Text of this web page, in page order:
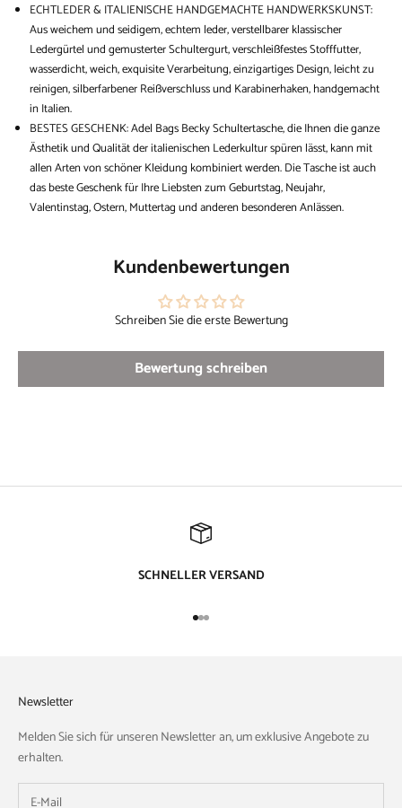
ECHTLEDER & ITALIENISCHE HANDGEMACHTE HANDWERKSKUNST:
Aus weichem und seidigem, echtem leder, verstellbarer klassischer
Ledergürtel und gemusterter Schultergurt, verschleißfestes Stofffutter,
wasserdicht, weich, exquisite Verarbeitung, einzigartiges Design, leicht zu
reinigen, silberfarbener Reißverschluss und Karabinerhaken, handgemacht
in Italien.
BESTES GESCHENK: Adel Bags Becky Schultertasche, die Ihnen die ganze
Ästhetik und Qualität der italienischen Lederkultur spüren lässt, kann mit
allen Arten von schöner Kleidung kombiniert werden. Die Tasche ist auch
das beste Geschenk für Ihre Liebsten zum Geburtstag, Neujahr,
Valentinstag, Ostern, Muttertag und anderen besonderen Anlässen.
Kundenbewertungen
Schreiben Sie die erste Bewertung
Bewertung schreiben
SCHNELLER VERSAND
Gehe zu Element 1
Gehe zu Element 2
Gehe zu Element 3
Newsletter
Melden Sie sich für unseren Newsletter an, um exklusive Angebote zu
erhalten.